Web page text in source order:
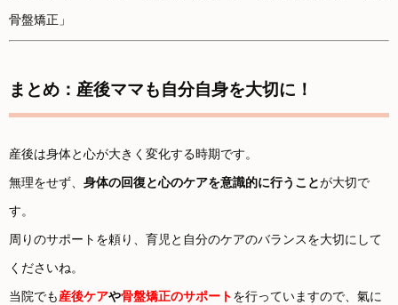
骨盤矯正」
まとめ：産後ママも自分自身を大切に！
産後は身体と心が大きく変化する時期です。
無理をせず、 身体の回復と心のケアを意識的に行うことが大切で
す。
周りのサポートを頼り、育児と自分のケアのバランスを大切にして
くださいね。
当院でも産後ケアや骨盤矯正のサポートを行っていますので、氣に